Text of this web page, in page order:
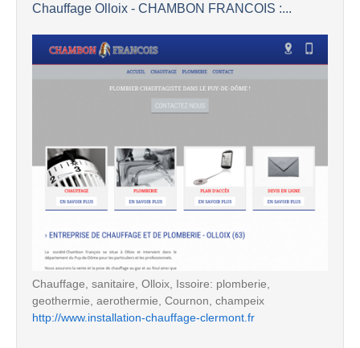
Chauffage Olloix - CHAMBON FRANCOIS :...
Chauffage, sanitaire, Olloix, Issoire: plomberie,
geothermie, aerothermie, Cournon, champeix
http://www.installation-chauffage-clermont.fr